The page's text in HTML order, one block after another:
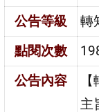
公告等級
轉
點閱次數
公告內容
主